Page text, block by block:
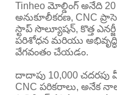
Tinheo మోల్డింగ్ అనేది
అనుకూలీకరణ, CNC
స్టాప్ సొల్యూషన్, కొత్త
పరిశోధన మరియు
వేగవంతం చేయడం.
దాదాపు 10,000 చదరపు
CNC పరికరాలు, అనేక